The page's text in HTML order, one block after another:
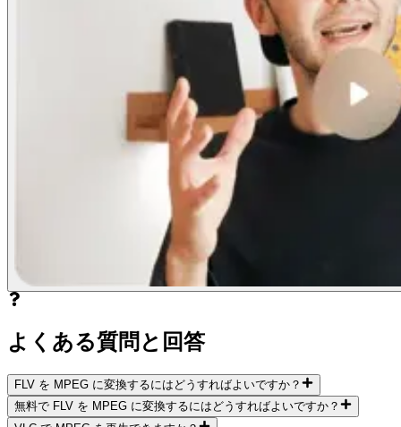
よくある質問と回答
FLV を MPEG に変換するにはどうすればよいですか？
無料で FLV を MPEG に変換するにはどうすればよいですか？